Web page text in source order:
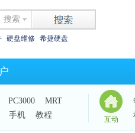
搜索
硬盘维修 希捷硬盘
PC3000
MRT
手机 教程 互动